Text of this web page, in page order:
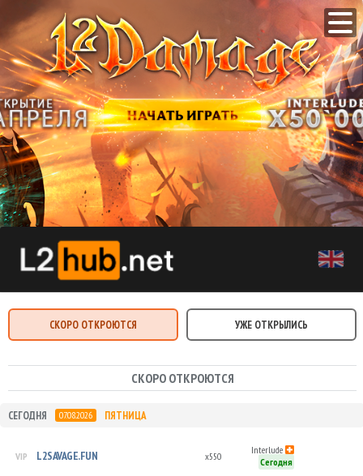
СКОРО ОТКРОЮТСЯ УЖЕ ОТКРЫЛИСЬ
СКОРО ОТКРОЮТСЯ
СЕГОДНЯ 07.08.2026 ПЯТНИЦА
L2SAVAGE.FUN x550
Interlude
Сегодня